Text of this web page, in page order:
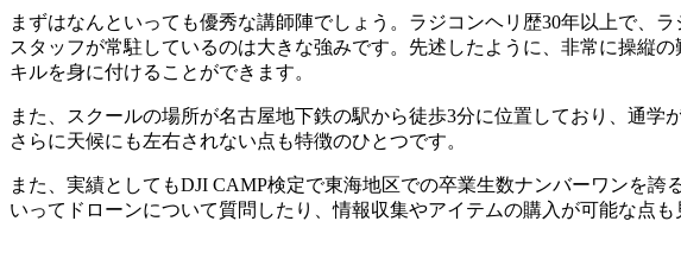
まずはなんといっても優秀な講師陣でしょう。ラジコンヘリ歴30年以上で、
スタッフが常駐しているのは大きな強みです。先述したように、非常に操縦
キルを身に付けることができます。
また、スクールの場所が名古屋地下鉄の駅から徒歩3分に位置しており、通
さらに天候にも左右されない点も特徴のひとつです。
また、実績としてもDJI CAMP検定で東海地区での卒業生数ナンバーワンを
いってドローンについて質問したり、情報収集やアイテムの購入が可能な点も